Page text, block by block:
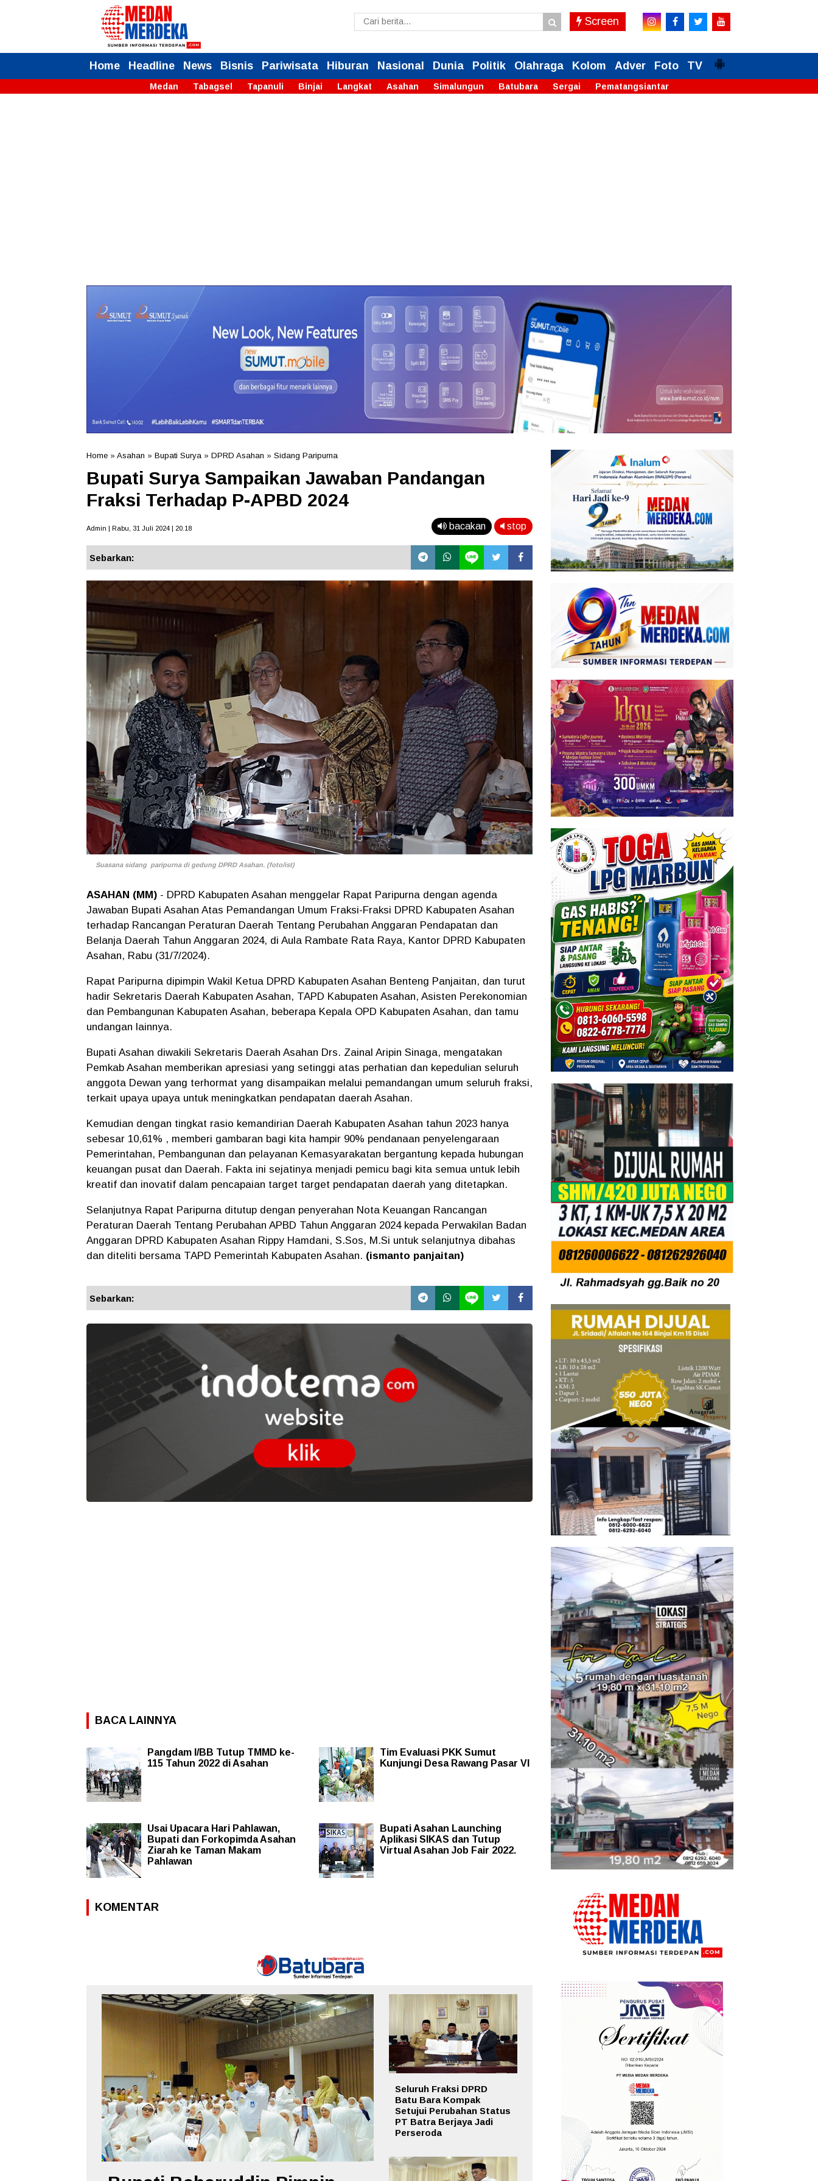
Screen
Home Headline News Bisnis Pariwisata Hiburan Nasional Dunia Politik Olahraga Kolom Adver Foto TV
Medan Tabagsel Tapanuli Binjai Langkat Asahan Simalungun Batubara Sergai Pematangsiantar
Home » Asahan » Bupati Surya » DPRD Asahan » Sidang Paripurna
Bupati Surya Sampaikan Jawaban Pandangan
Fraksi Terhadap P-APBD 2024
Admin | Rabu, 31 Juli 2024 | 20.18 bacakan stop
Sebarkan:
Suasana sidang paripurna di gedung DPRD Asahan. (foto/ist)
ASAHAN (MM) - DPRD Kabupaten Asahan menggelar Rapat Paripurna dengan agenda
Jawaban Bupati Asahan Atas Pemandangan Umum Fraksi-Fraksi DPRD Kabupaten Asahan
terhadap Rancangan Peraturan Daerah Tentang Perubahan Anggaran Pendapatan dan
Belanja Daerah Tahun Anggaran 2024, di Aula Rambate Rata Raya, Kantor DPRD Kabupaten
Asahan, Rabu (31/7/2024).
Rapat Paripurna dipimpin Wakil Ketua DPRD Kabupaten Asahan Benteng Panjaitan, dan turut
hadir Sekretaris Daerah Kabupaten Asahan, TAPD Kabupaten Asahan, Asisten Perekonomian
dan Pembangunan Kabupaten Asahan, beberapa Kepala OPD Kabupaten Asahan, dan tamu
undangan lainnya.
Bupati Asahan diwakili Sekretaris Daerah Asahan Drs. Zainal Aripin Sinaga, mengatakan
Pemkab Asahan memberikan apresiasi yang setinggi atas perhatian dan kepedulian seluruh
anggota Dewan yang terhormat yang disampaikan melalui pemandangan umum seluruh fraksi,
terkait upaya upaya untuk meningkatkan pendapatan daerah Asahan.
Kemudian dengan tingkat rasio kemandirian Daerah Kabupaten Asahan tahun 2023 hanya
sebesar 10,61% , memberi gambaran bagi kita hampir 90% pendanaan penyelengaraan
Pemerintahan, Pembangunan dan pelayanan Kemasyarakatan bergantung kepada hubungan
keuangan pusat dan Daerah. Fakta ini sejatinya menjadi pemicu bagi kita semua untuk lebih
kreatif dan inovatif dalam pencapaian target target pendapatan daerah yang ditetapkan.
Selanjutnya Rapat Paripurna ditutup dengan penyerahan Nota Keuangan Rancangan
Peraturan Daerah Tentang Perubahan APBD Tahun Anggaran 2024 kepada Perwakilan Badan
Anggaran DPRD Kabupaten Asahan Rippy Hamdani, S.Sos, M.Si untuk selanjutnya dibahas
dan diteliti bersama TAPD Pemerintah Kabupaten Asahan. (ismanto panjaitan)
Sebarkan:
BACA LAINNYA
Pangdam I/BB Tutup TMMD ke-
115 Tahun 2022 di Asahan
Tim Evaluasi PKK Sumut
Kunjungi Desa Rawang Pasar VI
Usai Upacara Hari Pahlawan,
Bupati dan Forkopimda Asahan
Ziarah ke Taman Makam
Pahlawan
Bupati Asahan Launching
Aplikasi SIKAS dan Tutup
Virtual Asahan Job Fair 2022.
KOMENTAR
Seluruh Fraksi DPRD
Batu Bara Kompak
Setujui Perubahan Status
PT Batra Berjaya Jadi
Perseroda